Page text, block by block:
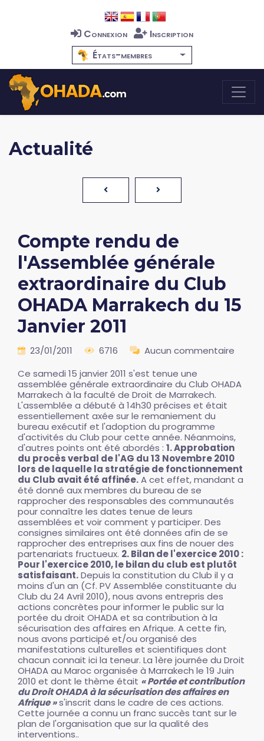
Connexion
Inscription
États-membres
Actualité
Compte rendu de
l'Assemblée générale
extraordinaire du Club
OHADA Marrakech du 15
Janvier 2011
23/01/2011 6716
Aucun commentaire
Ce samedi 15 janvier 2011 s'est tenue une
assemblée générale extraordinaire du Club OHADA
Marrakech à la faculté de Droit de Marrakech.
L'assemblée a débuté à 14h30 précises et était
essentiellement axée sur le remaniement du
bureau exécutif et l'adoption du programme
d'activités du Club pour cette année. Néanmoins,
d'autres points ont été abordés : 1. Approbation
du procès verbal de l'AG du 13 Novembre 2010
lors de laquelle la stratégie de fonctionnement
du Club avait été affinée.A cet effet, mandant a
été donné aux membres du bureau de se
rapprocher des responsables des communautés
pour connaître les dates tenue de leurs
assemblées et voir comment y participer. Des
consignes similaires ont été données afin de se
rapprocher des entreprises aux fins de nouer des
partenariats fructueux. 2. Bilan de l'exercice 2010 :
Pour l'exercice 2010, le bilan du club est plutôt
satisfaisant.Depuis la constitution du Club il y a
moins d'un an (Cf. PV Assemblée constituante du
Club du 24 Avril 2010), nous avons entrepris des
actions concrètes pour informer le public sur la
portée du droit OHADA et sa contribution à la
sécurisation des affaires en Afrique. A cette fin,
nous avons participé et/ou organisé des
manifestations culturelles et scientifiques dont
chacun connait ici la teneur. La 1ère journée du Droit
OHADA au Maroc organisée à Marrakech le 19 Juin
2010 et dont le thème était « Portée et contribution
du Droit OHADA à la sécurisation des affaires en
Afrique »s'inscrit dans le cadre de ces actions.
Cette journée a connu un franc succès tant sur le
plan de l'organisation que sur la qualité des
interventions..